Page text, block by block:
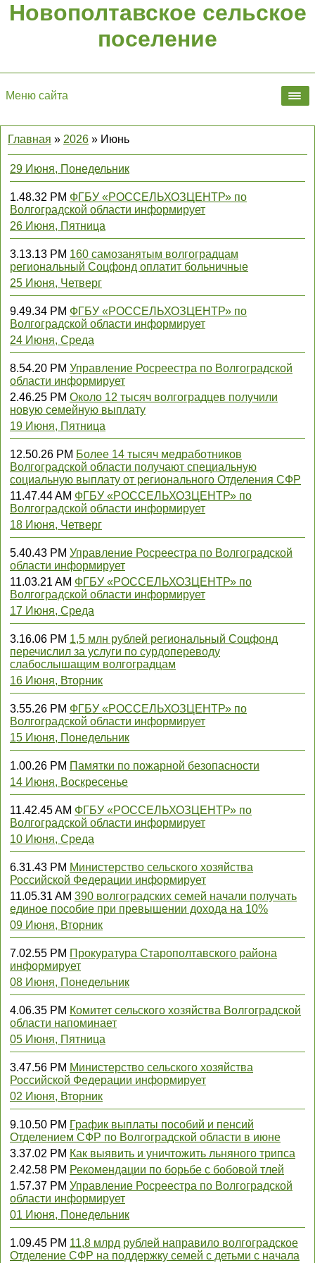
Новополтавское сельское
поселение
Меню сайта
Главная » 2026 » Июнь
29 Июня, Понедельник
1.48.32 PM ФГБУ «РОССЕЛЬХОЗЦЕНТР» по
Волгоградской области информирует
26 Июня, Пятница
3.13.13 PM 160 самозанятым волгоградцам
региональный Соцфонд оплатит больничные
25 Июня, Четверг
9.49.34 PM ФГБУ «РОССЕЛЬХОЗЦЕНТР» по
Волгоградской области информирует
24 Июня, Среда
8.54.20 PM Управление Росреестра по Волгоградской
области информирует
2.46.25 PM Около 12 тысяч волгоградцев получили
новую семейную выплату
19 Июня, Пятница
12.50.26 PM Более 14 тысяч медработников
Волгоградской области получают специальную
социальную выплату от регионального Отделения СФР
11.47.44 AM ФГБУ «РОССЕЛЬХОЗЦЕНТР» по
Волгоградской области информирует
18 Июня, Четверг
5.40.43 PM Управление Росреестра по Волгоградской
области информирует
11.03.21 AM ФГБУ «РОССЕЛЬХОЗЦЕНТР» по
Волгоградской области информирует
17 Июня, Среда
3.16.06 PM 1,5 млн рублей региональный Соцфонд
перечислил за услуги по сурдопереводу
слабослышащим волгоградцам
16 Июня, Вторник
3.55.26 PM ФГБУ «РОССЕЛЬХОЗЦЕНТР» по
Волгоградской области информирует
15 Июня, Понедельник
1.00.26 PM Памятки по пожарной безопасности
14 Июня, Воскресенье
11.42.45 AM ФГБУ «РОССЕЛЬХОЗЦЕНТР» по
Волгоградской области информирует
10 Июня, Среда
6.31.43 PM Министерство сельского хозяйства
Российской Федерации информирует
11.05.31 AM 390 волгоградских семей начали получать
единое пособие при превышении дохода на 10%
09 Июня, Вторник
7.02.55 PM Прокуратура Старополтавского района
информирует
08 Июня, Понедельник
4.06.35 PM Комитет сельского хозяйства Волгоградской
области напоминает
05 Июня, Пятница
3.47.56 PM Министерство сельского хозяйства
Российской Федерации информирует
02 Июня, Вторник
9.10.50 PM График выплаты пособий и пенсий
Отделением СФР по Волгоградской области в июне
3.37.02 PM Как выявить и уничтожить льняного трипса
2.42.58 PM Рекомендации по борьбе с бобовой тлей
1.57.37 PM Управление Росреестра по Волгоградской
области информирует
01 Июня, Понедельник
1.09.45 PM 11,8 млрд рублей направило волгоградское
Отделение СФР на поддержку семей с детьми с начала